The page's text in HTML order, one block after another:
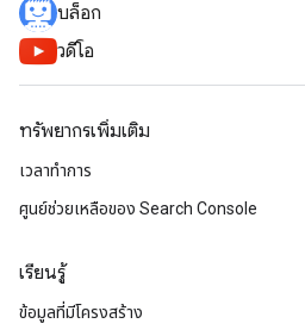
บล็อก
วิดีโอ
ทรัพยากรเพิ่มเติม
เวลาทำการ
ศูนย์ช่วยเหลือของ Search Console
เรียนรู้
ข้อมูลที่มีโครงสร้าง